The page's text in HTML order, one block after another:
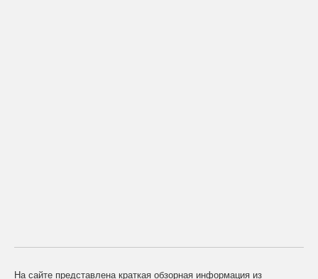
На сайте представлена краткая обзорная информация из